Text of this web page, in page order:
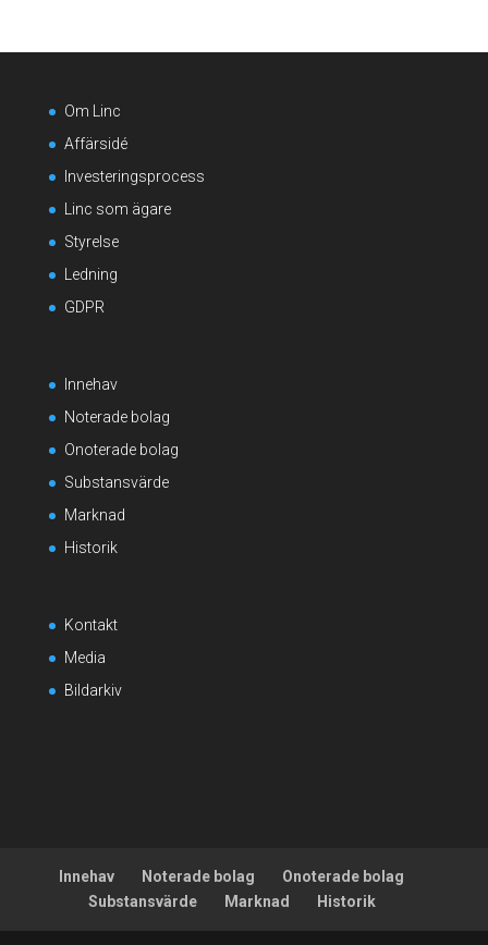
Om Linc
Affärsidé
Investeringsprocess
Linc som ägare
Styrelse
Ledning
GDPR
Innehav
Noterade bolag
Onoterade bolag
Substansvärde
Marknad
Historik
Kontakt
Media
Bildarkiv
Innehav Noterade bolag
Onoterade bolag
Substansvärde
Marknad Historik